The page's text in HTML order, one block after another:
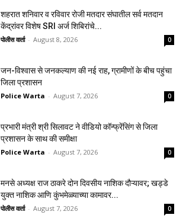
शहरात शनिवार व रविवार रोजी मतदार संघातील सर्व मतदान
केंद्रांवर विशेष SRI अर्ज शिबिरांचे...
पोलीस वार्ता - August 8, 2026 0
जन-विश्वास से जनकल्याण की नई राह, ग्रामीणों के बीच पहुंचा
जिला प्रशासन
Police Warta - August 7, 2026 0
प्रभारी मंत्री श्री सिलावट ने वीडियो कॉन्फ्रेंसिंग से जिला
प्रशासन के साथ की समीक्षा
Police Warta - August 7, 2026 0
मनसे अध्यक्ष राज ठाकरे दोन दिवसीय नाशिक दौऱ्यावर; खड्डे
युक्त नाशिक आणि कुंभमेळ्याच्या कामावर...
पोलीस वार्ता - August 7, 2026 0